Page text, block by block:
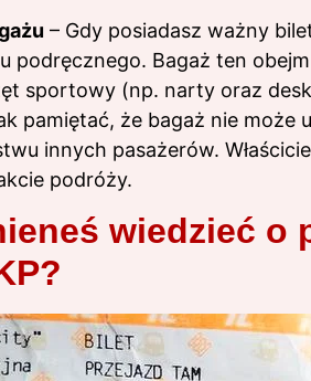
– Gdy posiadasz ważny
podręcznego. Bagaż ten
sportowy (np. narty oraz
pamiętać, że bagaż nie może
innych pasażerów.
podróży.
wiedzieć o